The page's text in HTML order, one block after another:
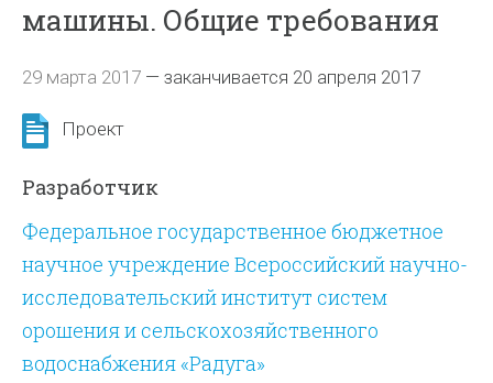
машины. Общие требования
29 марта 2017 —заканчивается 20 апреля 2017
Проект
Разработчик
Федеральное государственное бюджетное
научное учреждение Всероссийский научно-
исследовательский институт систем
орошения и сельскохозяйственного
водоснабжения «Радуга»